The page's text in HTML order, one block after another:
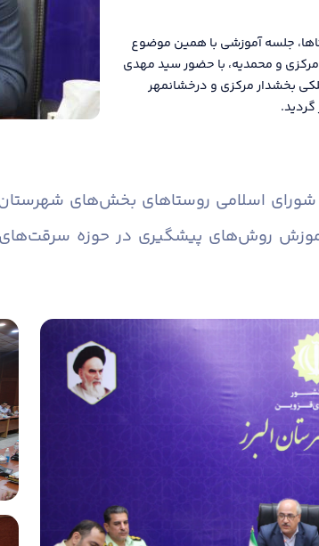
جلسه آموزشی با همین موضوع
و محمدیه، با حضور سید مهدی
بخشدار مرکزی و درخشانمهر
گردید.
شورای اسلامی روستاهای بخش‌های
روش‌های پیشگیری در حوزه